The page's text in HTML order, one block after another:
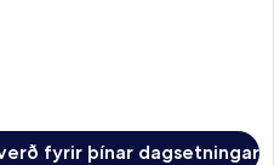
fyrir þínar dagsetningar